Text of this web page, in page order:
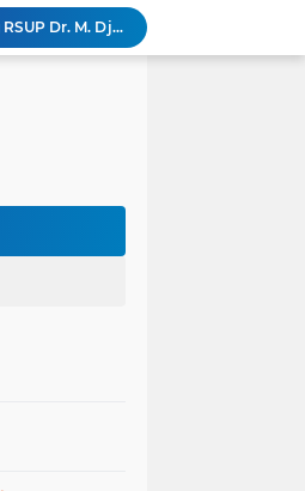
Tingkatkan Mutu Pelayanan, Pemko Pariaman Gandeng RSUP Dr. M. Djamil Padang
Pisah Sambut Kapolres, Yota Balad Tekankan Pentingnya Sinergi Jaga Kondusivitas Daerah